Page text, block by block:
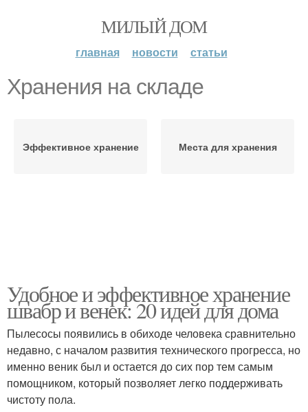
МИЛЫЙ ДОМ
главная новости статьи
Хранения на складе
Эффективное хранение Места для хранения
Удобное и эффективное хранение
швабр и венек: 20 идей для дома
Пылесосы появились в обиходе человека сравнительно
недавно, с началом развития технического прогресса, но
именно веник был и остается до сих пор тем самым
помощником, который позволяет легко поддерживать
чистоту пола.